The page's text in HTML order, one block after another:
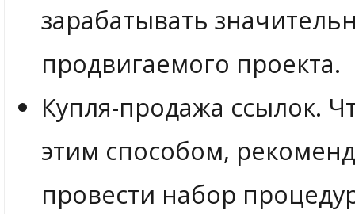
зарабатывать
продвигаемого проекта.
Купля-продажа ссылок.
этим способом,
провести набор